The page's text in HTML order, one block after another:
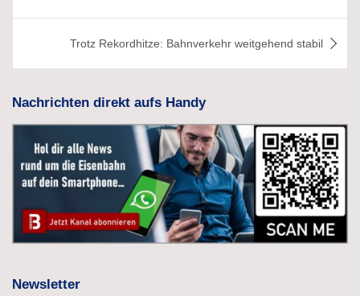
Trotz Rekordhitze: Bahnverkehr weitgehend stabil
Nachrichten direkt aufs Handy
Newsletter